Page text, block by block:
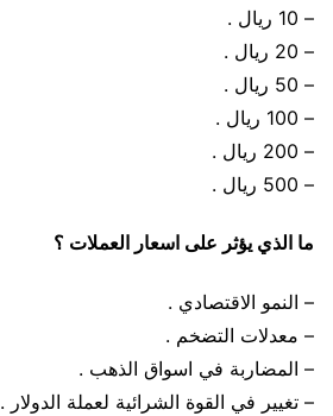
– 10 ريال .
– 20 ريال .
– 50 ريال .
– 100 ريال .
– 200 ريال .
– 500 ريال .
ما الذي يؤثر على اسعار العملات ؟
– النمو الاقتصادي .
– معدلات التضخم .
– المضاربة في اسواق الذهب .
– تغيير في القوة الشرائية لعملة الدولار .